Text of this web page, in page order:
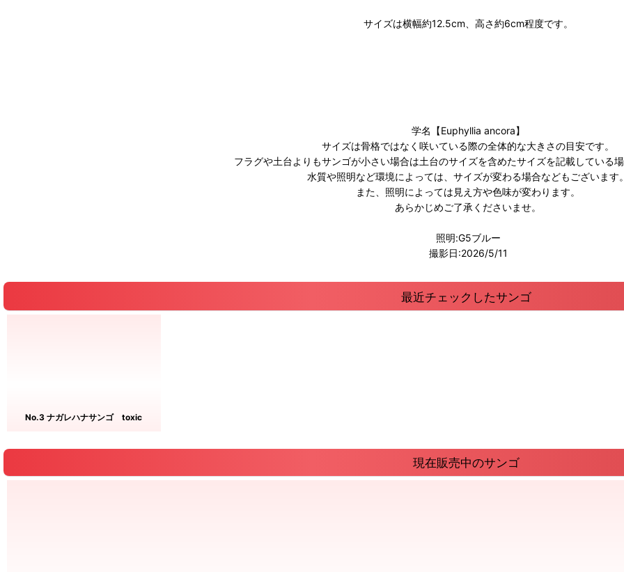
サイズは横幅約12.5cm、高さ約6cm程度です。
学名【Euphyllia ancora】
サイズは骨格ではなく咲いている際の全体的な大きさの目安です。
フラグや土台よりもサンゴが小さい場合は土台のサイズを含めたサイズを記載している
水質や照明など環境によっては、サイズが変わる場合などもございます
また、照明によっては見え方や色味が変わります。
あらかじめご了承くださいませ。
照明:G5ブルー
撮影日:2026/5/11
最近チェックしたサンゴ
No.3 ナガレハナサンゴ toxic
現在販売中のサンゴ